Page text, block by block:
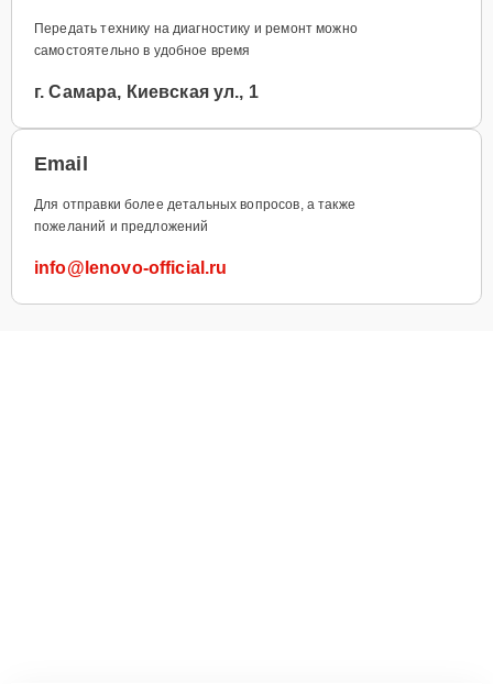
Передать технику на диагностику и ремонт можно
самостоятельно в удобное время
г. Самара, Киевская ул., 1
Email
Для отправки более детальных вопросов, а также
пожеланий и предложений
info@lenovo-official.ru